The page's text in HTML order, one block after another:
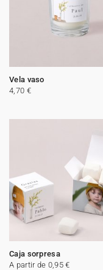
Vela vaso
4,70 €
Caja sorpresa
A partir de 0,95 €